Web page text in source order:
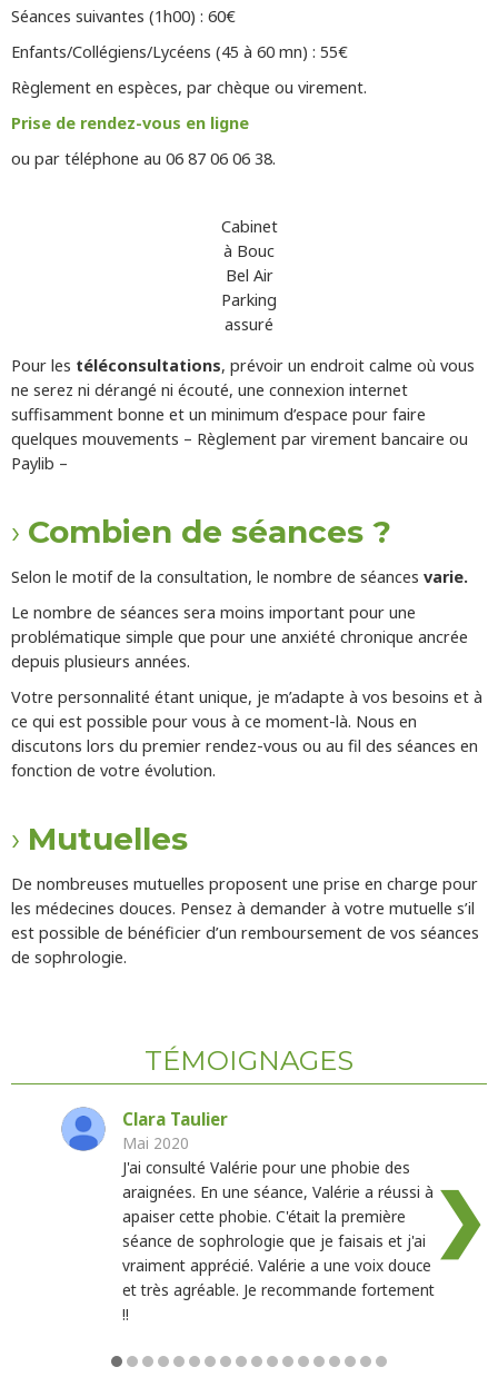
Séances suivantes (1h00) : 60€
Enfants/Collégiens/Lycéens (45 à 60 mn) : 55€
Règlement en espèces, par chèque ou virement.
Prise de rendez-vous en ligne
ou par téléphone au 06 87 06 06 38.
Cabinet
à Bouc
Bel Air
Parking
assuré
Pour les téléconsultations, prévoir un endroit calme où vous
ne serez ni dérangé ni écouté, une connexion internet
suffisamment bonne et un minimum d’espace pour faire
quelques mouvements – Règlement par virement bancaire ou
Paylib –
Combien de séances ?
Selon le motif de la consultation, le nombre de séances varie.
Le nombre de séances sera moins important pour une
problématique simple que pour une anxiété chronique ancrée
depuis plusieurs années.
Votre personnalité étant unique, je m’adapte à vos besoins et à
ce qui est possible pour vous à ce moment-là. Nous en
discutons lors du premier rendez-vous ou au fil des séances en
fonction de votre évolution.
Mutuelles
De nombreuses mutuelles proposent une prise en charge pour
les médecines douces. Pensez à demander à votre mutuelle s’il
est possible de bénéficier d’un remboursement de vos séances
de sophrologie.
TÉMOIGNAGES
Clara Taulier
Mai 2020
J'ai consulté Valérie pour une phobie des
araignées. En une séance, Valérie a réussi à
apaiser cette phobie. C'était la première
séance de sophrologie que je faisais et j'ai
vraiment apprécié. Valérie a une voix douce
et très agréable. Je recommande fortement
!!
❯